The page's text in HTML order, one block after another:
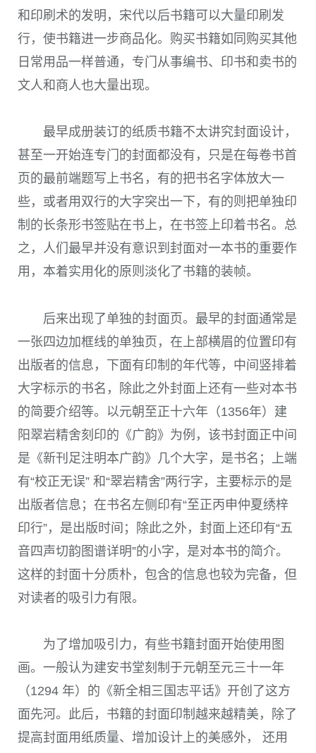
和印刷术的发明，宋代以后书籍可以大量印刷发
行，使书籍进一步商品化。购买书籍如同购买其他
日常用品一样普通，专门从事编书、印书和卖书的
文人和商人也大量出现。
最早成册装订的纸质书籍不太讲究封面设计，
甚至一开始连专门的封面都没有，只是在每卷书首
页的最前端题写上书名，有的把书名字体放大一
些，或者用双行的大字突出一下，有的则把单独印
制的长条形书签贴在书上，在书签上印着书名。总
之，人们最早并没有意识到封面对一本书的重要作
用，本着实用化的原则淡化了书籍的装帧。
后来出现了单独的封面页。最早的封面通常是
一张四边加框线的单独页，在上部横眉的位置印有
出版者的信息，下面有印制的年代等，中间竖排着
大字标示的书名，除此之外封面上还有一些对本书
的简要介绍等。以元朝至正十六年（1356年）建
阳翠岩精舍刻印的《广韵》为例，该书封面正中间
是《新刊足注明本广韵》几个大字，是书名；上端
有“校正无误” 和“翠岩精舍”两行字，主要标示的是
出版者信息；在书名左侧印有“至正丙申仲夏绣梓
印行”，是出版时间；除此之外，封面上还印有“五
音四声切韵图谱详明”的小字，是对本书的简介。
这样的封面十分质朴，包含的信息也较为完备，但
对读者的吸引力有限。
为了增加吸引力，有些书籍封面开始使用图
画。一般认为建安书堂刻制于元朝至元三十一年
（1294 年）的《新全相三国志平话》开创了这方
面先河。此后，书籍的封面印制越来越精美，除了
提高封面用纸质量、增加设计上的美感外， 还用